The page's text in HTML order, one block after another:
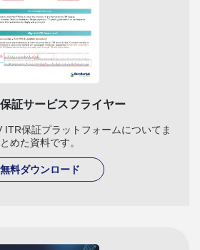
証サービスフライヤー
ITR保証プラットフォームについてま
とめた資料です。
無料ダウンロード